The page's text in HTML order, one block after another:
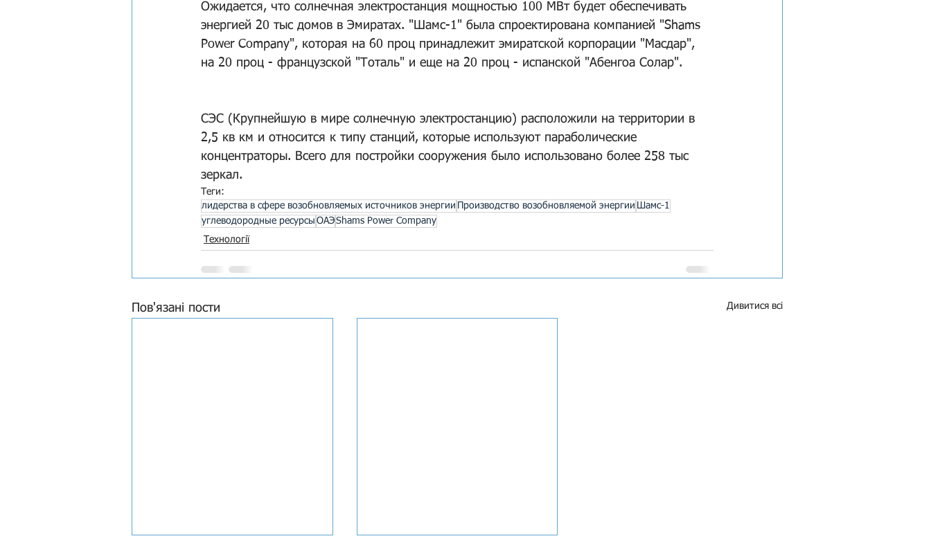
Ожидается, что солнечная электростанция мощностью 100 МВт будет обеспечивать
энергией 20 тыс домов в Эмиратах. "Шамс-1" была спроектирована компанией "Shams
Power Company", которая на 60 проц принадлежит эмиратской корпорации "Масдар",
на 20 проц - французской "Тоталь" и еще на 20 проц - испанской "Абенгоа Солар".
СЭС (Крупнейшую в мире солнечную электростанцию) расположили на территории в
2,5 кв км и относится к типу станций, которые используют параболические
концентраторы. Всего для постройки сооружения было использовано более 258 тыс
зеркал.
Теги:
лидерства в сфере возобновляемых источников энергии
Производство возобновляемой энергии Шамс-1
углеводородные ресурсы ОАЭShams Power Company
Технології
Пов'язані пости Дивитися всі